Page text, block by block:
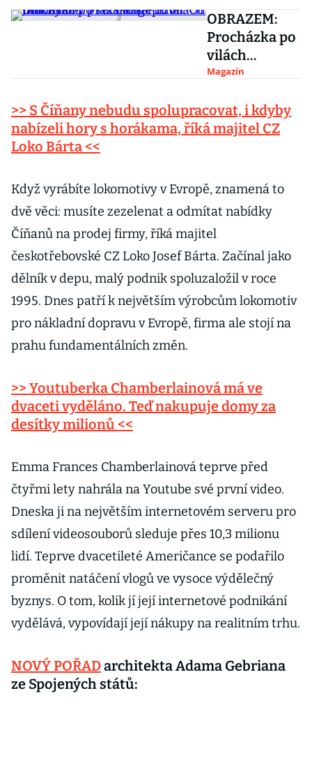
OBRAZEM:
Procházka po
vilách
mocných v
Podolí. Od
Janouška po
Magazín
>> S Číňany nebudu spolupracovat, i kdyby
nabízeli hory s horákama, říká majitel CZ
Loko Bárta <<
Když vyrábíte lokomotivy v Evropě, znamená to
dvě věci: musíte zezelenat a odmítat nabídky
Číňanů na prodej firmy, říká majitel
českotřebovské CZ Loko Josef Bárta. Začínal jako
dělník v depu, malý podnik spoluzaložil v roce
1995. Dnes patří k největším výrobcům lokomotiv
pro nákladní dopravu v Evropě, firma ale stojí na
prahu fundamentálních změn.
>> Youtuberka Chamberlainová má ve
dvaceti vyděláno. Teď nakupuje domy za
desítky milionů <<
Emma Frances Chamberlainová teprve před
čtyřmi lety nahrála na Youtube své první video.
Dneska ji na největším internetovém serveru pro
sdílení videosouborů sleduje přes 10,3 milionu
lidí. Teprve dvacetileté Američance se podařilo
proměnit natáčení vlogů ve vysoce výdělečný
byznys. O tom, kolik jí její internetové podnikání
vydělává, vypovídají její nákupy na realitním trhu.
NOVÝ POŘADarchitekta Adama Gebriana
ze Spojených států: